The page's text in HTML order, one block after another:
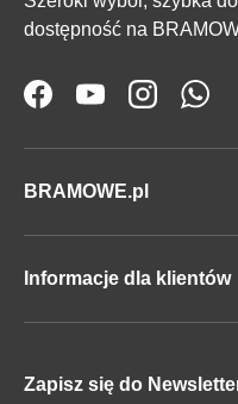
dostępność na
FacebookYouTubeInstagram
BRAMOWE.pl
Informacje dla klientów
Zapisz się do